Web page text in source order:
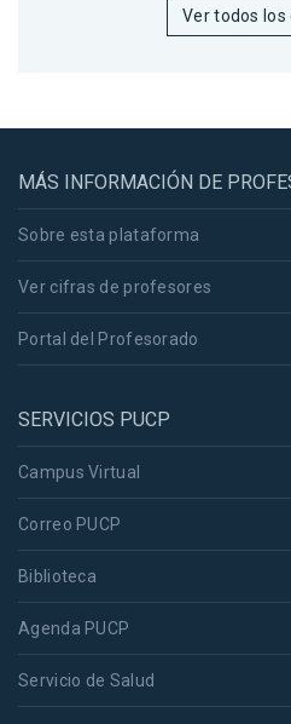
Ver todos los
MÁS INFORMACIÓN DE
Sobre esta plataforma
Ver cifras de profesores
Portal del Profesorado
SERVICIOS PUCP
Campus Virtual
Correo PUCP
Biblioteca
Agenda PUCP
Servicio de Salud